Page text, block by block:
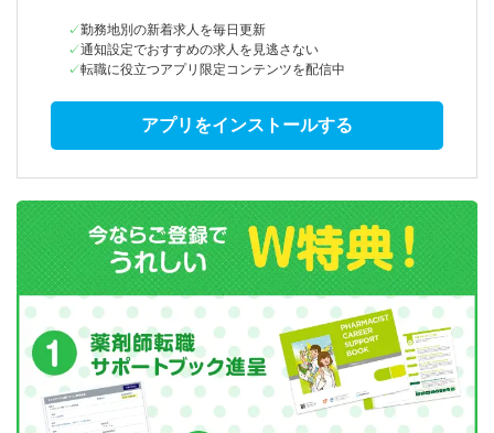
勤務地別の新着求人を毎日更新
通知設定でおすすめの求人を見逃さない
転職に役立つアプリ限定コンテンツを配信中
アプリをインストールする